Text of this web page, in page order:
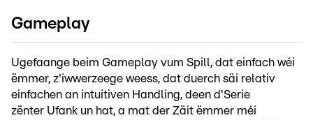
Gameplay
Ugefaange beim Gameplay vum Spill, dat einfach wéi
ëmmer, z'iwwerzeege weess, dat duerch säi relativ
einfachen an intuitiven Handling, deen d'Serie
zënter Ufank un hat, a mat der Zäit ëmmer méi